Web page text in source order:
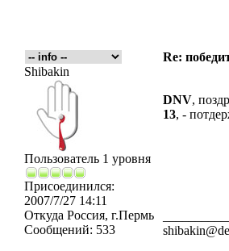
Re:
Shibakin
Пользователь 1 уровня
Присоединился:
2007/7/27 14:11
Откуда Россия, г.Пермь
Сообщений: 533
DNV,
13, -